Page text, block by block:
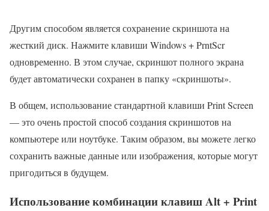
Другим способом является сохранение скриншота на
жесткий диск. Нажмите клавиши Windows + PrntScr
одновременно. В этом случае, скриншот полного экрана
будет автоматически сохранен в папку «скриншоты».
В общем, использование стандартной клавиши Print Screen
— это очень простой способ создания скриншотов на
компьютере или ноутбуке. Таким образом, вы можете легко
сохранить важные данные или изображения, которые могут
пригодиться в будущем.
Использование комбинации клавиш Alt + Print